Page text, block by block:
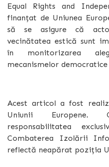
Equal Rights and
finanțat de Uniunea
să se asigure că
vecinătatea estică sunt
în monitorizarea
mecanismelor democratice
Acest articol a fost
Uniunii Europene.
responsabilitatea
Combaterea Izolării
reflectă neapărat poziția